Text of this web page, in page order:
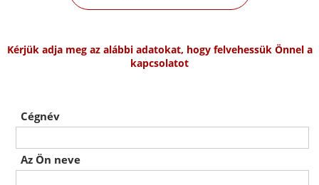
Kérjük adja meg az alábbi adatokat, hogy felvehessük Önnel a
kapcsolatot
Cégnév
Az Ön neve